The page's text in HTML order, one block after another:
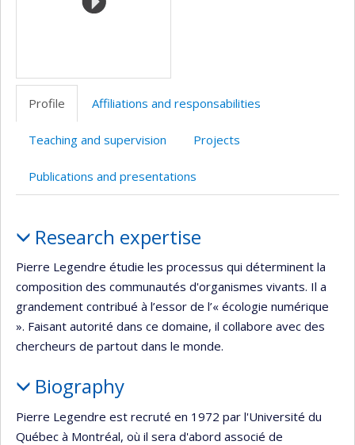
Profile Affiliations and responsabilities
Teaching and supervision Projects
Publications and presentations
Research expertise
Pierre Legendre étudie les processus qui déterminent la
composition des communautés d'organismes vivants. Il a
grandement contribué à l’essor de l’« écologie numérique
». Faisant autorité dans ce domaine, il collabore avec des
chercheurs de partout dans le monde.
Biography
Pierre Legendre est recruté en 1972 par l'Université du
Québec à Montréal, où il sera d'abord associé de